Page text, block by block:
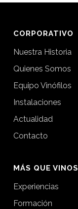
CORPORATIVO
Nuestra Historia
Quienes Somos
Equipo Vinófilos
Instalaciones
Actualidad
Contacto
MÁS QUE VINOS
Experiencias
Formación